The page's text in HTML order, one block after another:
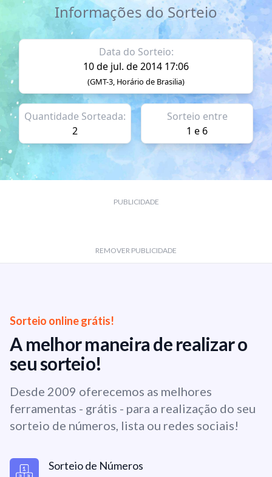
Informações do Sorteio
Data do Sorteio:
10 de jul. de 2014 17:06
(GMT-3, Horário de Brasilia)
Quantidade Sorteada:
2
Sorteio entre
1 e 6
PUBLICIDADE
REMOVER PUBLICIDADE
Sorteio online grátis!
A melhor maneira de realizar o
seu sorteio!
Desde 2009 oferecemos as melhores
ferramentas - grátis - para a realização do seu
sorteio de números, lista ou redes sociais!
Sorteio de Números